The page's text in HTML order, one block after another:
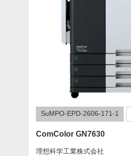
SuMPO-EPD-2606-171-1
ComColor GN7630
理想科学工業株式会社